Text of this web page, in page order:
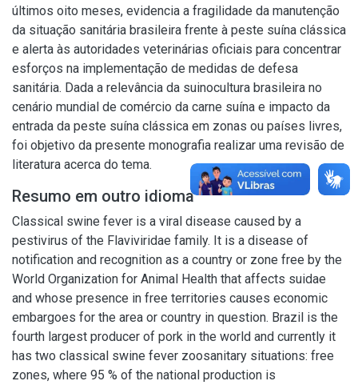
últimos oito meses, evidencia a fragilidade da manutenção
da situação sanitária brasileira frente à peste suína clássica
e alerta às autoridades veterinárias oficiais para concentrar
esforços na implementação de medidas de defesa
sanitária. Dada a relevância da suinocultura brasileira no
cenário mundial de comércio da carne suína e impacto da
entrada da peste suína clássica em zonas ou países livres,
foi objetivo da presente monografia realizar uma revisão de
literatura acerca do tema.
Resumo em outro idioma
Classical swine fever is a viral disease caused by a
pestivirus of the Flaviviridae family. It is a disease of
notification and recognition as a country or zone free by the
World Organization for Animal Health that affects suidae
and whose presence in free territories causes economic
embargoes for the area or country in question. Brazil is the
fourth largest producer of pork in the world and currently it
has two classical swine fever zoosanitary situations: free
zones, where 95 % of the national production is